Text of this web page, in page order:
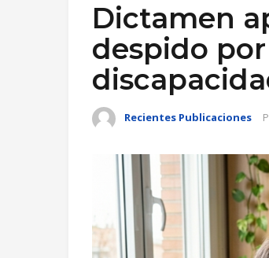
Dictamen
despido
Recientes Publicaciones